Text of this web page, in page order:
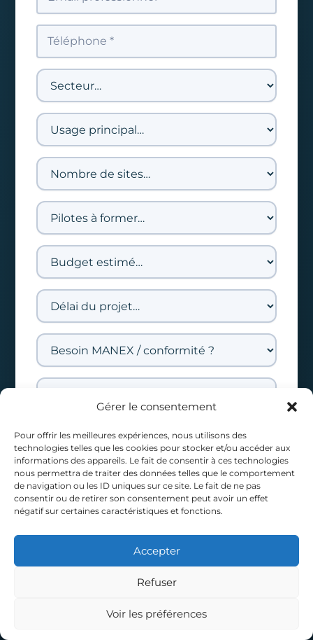
Gérer le consentement
Pour offrir les meilleures expériences, nous utilisons des
technologies telles que les cookies pour stocker et/ou accéder aux
informations des appareils. Le fait de consentir à ces technologies
nous permettra de traiter des données telles que le comportement
de navigation ou les ID uniques sur ce site. Le fait de ne pas
consentir ou de retirer son consentement peut avoir un effet
négatif sur certaines caractéristiques et fonctions.
Accepter
Refuser
Voir les préférences
J'accepte d'être recontacté(e) par